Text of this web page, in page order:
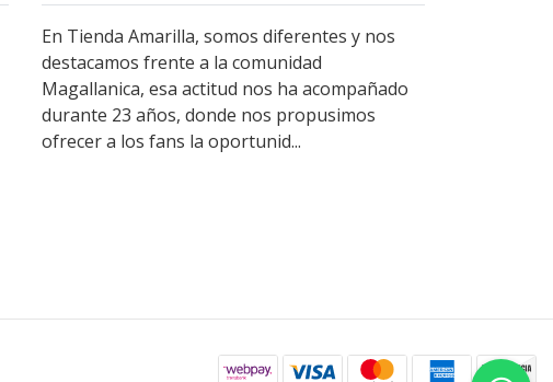
En Tienda Amarilla, somos diferentes y nos
destacamos frente a la comunidad
Magallanica, esa actitud nos ha acompañado
durante 23 años, donde nos propusimos
ofrecer a los fans la oportunid...